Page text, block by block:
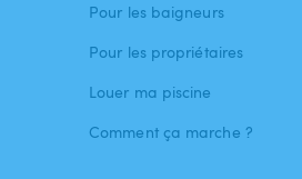
Pour les baigneurs
Pour les propriétaires
Louer ma piscine
Comment ça marche ?